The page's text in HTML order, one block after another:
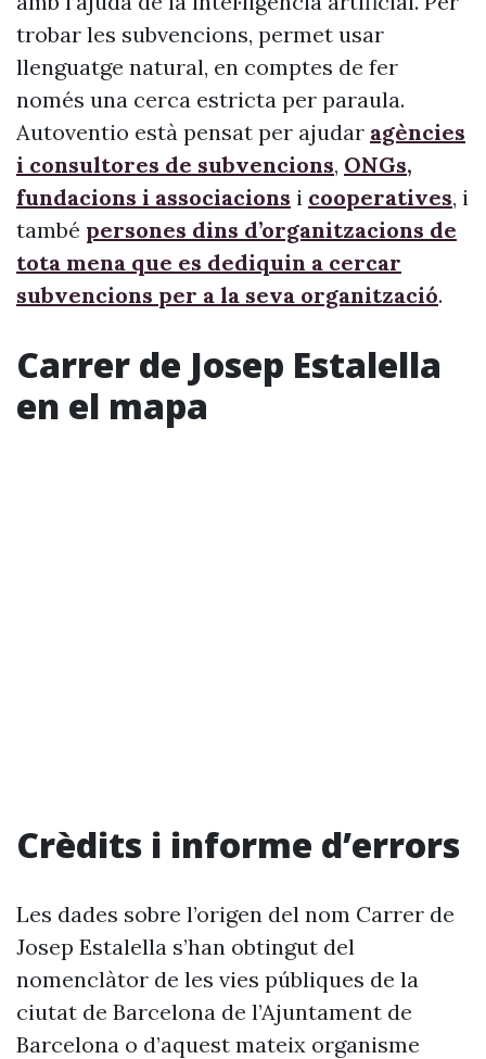
trobar les subvencions, permet usar
llenguatge natural, en comptes de fer
només una cerca estricta per paraula.
Autoventio està pensat per ajudar agències
i consultores de subvencions, ONGs,
fundacions i associacions i cooperatives, i
també persones dins d’organitzacions de
tota mena que es dediquin a cercar
subvencions per a la seva organització.
Carrer de Josep Estalella
en el mapa
Crèdits i informe d’errors
Les dades sobre l’origen del nom Carrer de
Josep Estalella s’han obtingut del
nomenclàtor de les vies públiques de la
ciutat de Barcelona de l’Ajuntament de
Barcelona o d’aquest mateix organisme